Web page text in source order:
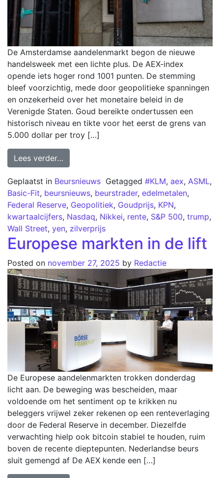
De Amsterdamse aandelenmarkt begon de nieuwe
handelsweek met een lichte plus. De AEX-index
opende iets hoger rond 1001 punten. De stemming
bleef voorzichtig, mede door geopolitieke spanningen
en onzekerheid over het monetaire beleid in de
Verenigde Staten. Goud bereikte ondertussen een
historisch niveau en tikte voor het eerst de grens van
5.000 dollar per troy […]
Lees verder…
Geplaatst in Beursnieuws Getagged #KLM, aex, ASML,
Basic-Fit, beursnieuws, beurstrader, edelmetalen,
Federal Reserve, Geopolitiek, Goudprijs, KPN,
kwartaalcijfers, Nasdaq, Nikkei, rente, S&P 500, trump,
Wall Street, yen, zilverprijs
Europese markten in de lift
Posted on november 27, 2025 by Redactie
De Europese aandelenmarkten trokken donderdag
licht aan. De beweging was bescheiden, maar
voldoende om het sentiment op te krikken nu
beleggers vrijwel zeker rekenen op een renteverlaging
door de Federal Reserve in december. Diezelfde
verwachting hielp ook bitcoin stabiel te houden, ruim
boven de recente dieptepunten. Nederlandse beurs
sluit gemengd af De AEX kende een […]